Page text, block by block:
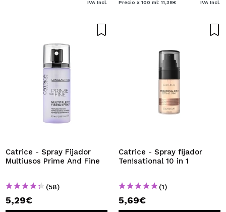
IVA Incl. Precio x 100 ml: 11,38€ IVA Incl.
Catrice - Spray Fijador
Multiusos Prime And Fine
(58)
5,29€
Catrice - Spray fijador
Ten!sational 10 in 1
(1)
5,69€